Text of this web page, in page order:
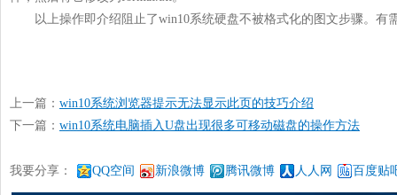
以上操作即介绍阻止了win10系统硬盘不被格式化的图文步骤。有
上一篇： win10系统浏览器提示无法显示此页的技巧介绍
下一篇： win10系统电脑插入U盘出现很多可移动磁盘的操作方法
我要分享： QQ空间 新浪微博 腾讯微博 人人网 百度贴